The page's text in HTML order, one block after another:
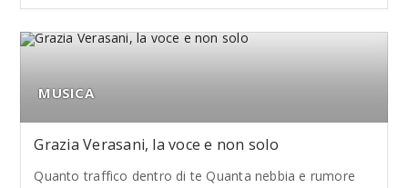
MUSICA
Grazia Verasani, la voce e non solo
Quanto traffico dentro di te Quanta nebbia e rumore